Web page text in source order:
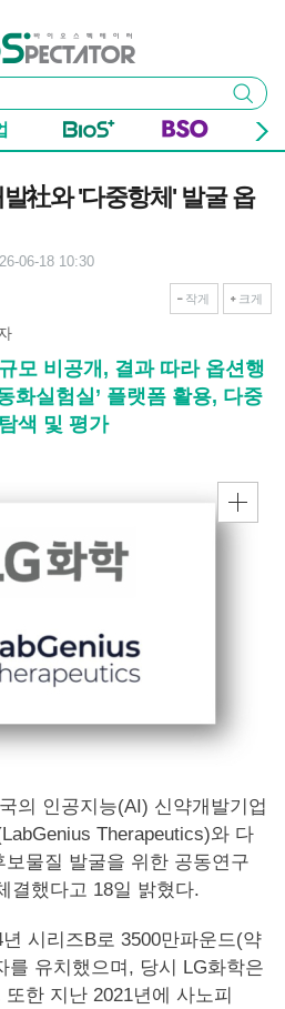
테이터
검색
社와 '다중항체' 발굴 옵
06-18 10:30
작게 크게
모 비공개, 결과 따라 옵션행
화실험실’ 플랫폼 활용, 다중
색 및 평가
의 인공지능(AI) 신약개발기업
Therapeutics)와 다
물질 발굴을 위한 공동연구
결했다고 18일 밝혔다.
시리즈B로 3500만파운드(약
를 유치했으며, 당시 LG화학은
한 지난 2021년에 사노피